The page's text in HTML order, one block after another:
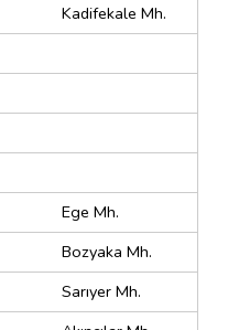
Kadifekale Mh.
Ege Mh.
Bozyaka Mh.
Sarıyer Mh.